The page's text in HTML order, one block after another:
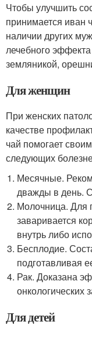
Чтобы улучшить
принимается иван
наличии других
лечебного
земляникой,
Для женщин
При женских
качестве
чай помогает
следующих
Месячные.
дважды в день.
Молочница. Для
заваривается
внутрь либо
Бесплодие.
подготавливая
Рак. Доказана
онкологических
Для детей